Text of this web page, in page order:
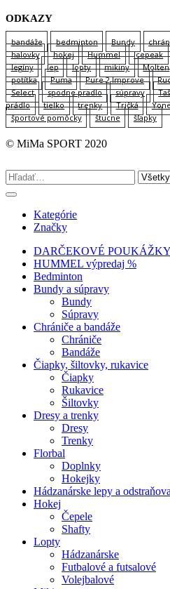
ODKAZY
bandáže bedminton Bundy
halovky
hokej Hummel Icepeak
legíny
lep lopty mikiny Molten
potítka
Puma Pure 2 Improve
Select
spodne pradlo súpravy
prádlo
tielko trenky Tričká
športové pomôcky
štucne šľapky
© MiMa SPORT 2020
Kategórie
Značky
DARČEKOVÉ POUKÁŽKY
HUMMEL výpredaj %
Bedminton
Bundy a súpravy
Bundy
Súpravy
Chrániče a bandáže
Chrániče
Bandáže
Čiapky, šiltovky, rukavice
Čiapky
Rukavice
Šiltovky
Dresy a trenky
Dresy
Trenky
Florbal
Doplnky
Hokejky
Hádzanárske lepy a
Hokej
Čepele
Shafty
Lopty
Hádzanárske
Futbalové a futsalové
Volejbalové